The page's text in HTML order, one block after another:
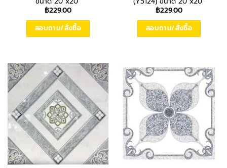
฿229.00
สอบถาม/สั่งซื้อ
฿229.00
สอบถาม/สั่งซื้อ